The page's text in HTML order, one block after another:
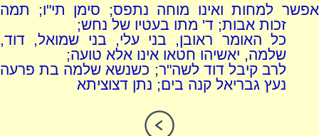
אפשר למחות ואינו מוחה נתפס; סימן תי"ו; תמה
זכות אבות; ד' מתו בעטיו של נחש;
כל האומר ראובן, בני עלי, בני שמואל, דוד,
שלמה, יאשיהו חטאו אינו אלא טועה;
לרב קיבל דוד לשה"ר; כשנשא שלמה בת פרעה
נעץ גבריאל קנה בים; נתן דצוציתא